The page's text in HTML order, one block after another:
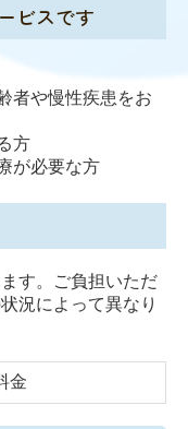
ビスです
者や慢性疾患をお
方
が必要な方
す。
ご負担いただ
況によって異なり
金